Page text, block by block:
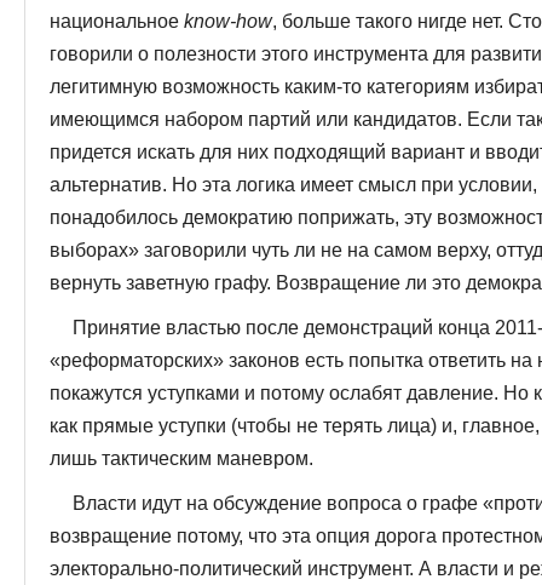
национальное know-how, больше такого нигде нет.
говорили о полезности этого инструмента для
легитимную возможность каким-то категориям
имеющимся набором партий или кандидатов. Если
придется искать для них подходящий вариант и
альтернатив. Но эта логика имеет смысл при условии,
понадобилось демократию поприжать, эту
выборах» заговорили чуть ли не на самом верху,
вернуть заветную графу. Возвращение ли это
Принятие властью после демонстраций конца
«реформаторских» законов есть попытка ответить
покажутся уступками и потому ослабят давление. Но
как прямые уступки (чтобы не терять лица) и,
лишь тактическим маневром.
Власти идут на обсуждение вопроса о графе
возвращение потому, что эта опция дорога
электорально-политический инструмент. А власти и